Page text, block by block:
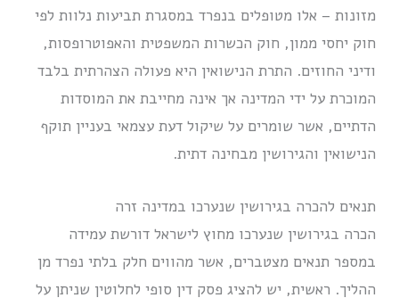
מזונות – אלו מטופלים בנפרד במסגרת תביעות נלוות לפי
חוק יחסי ממון, חוק הכשרות המשפטית והאפוטרופסות,
ודיני החוזים. התרת הנישואין היא פעולה הצהרתית בלבד
המוכרת על ידי המדינה אך אינה מחייבת את המוסדות
הדתיים, אשר שומרים על שיקול דעת עצמאי בעניין תוקף
הנישואין והגירושין מבחינה דתית.
תנאים להכרה בגירושין שנערכו במדינה זרה
הכרה בגירושין שנערכו מחוץ לישראל דורשת עמידה
במספר תנאים מצטברים, אשר מהווים חלק בלתי נפרד מן
ההליך. ראשית, יש להציג פסק דין סופי לחלוטין שניתן על